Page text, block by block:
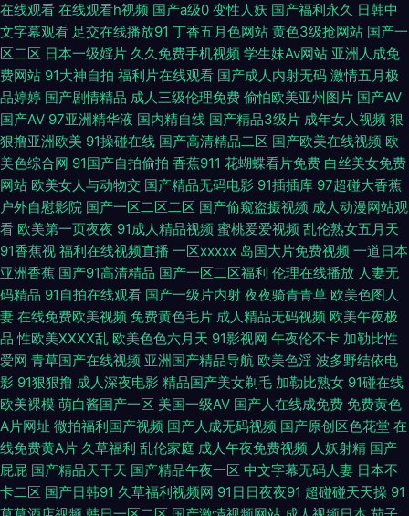
精品第一页 91另类色图 国产吃瓜在线 久久爱911 色婷婷福利导航 91夫妻海
角论坛 草逼视频网站 丁香福利导航 国产十区视频 国产微拍福利一区 老司机
性爰视频 日韩欧美中 三级片自慰 五月丁香婷婷天堂 亚洲图色16区 avtt一牛
网 成人午夜A片 国内久精品 韩日av电影网站 另类专区激情 欧美就是色 人妻
久久东热 无码三级视频 国产91网站在线 色五月偷拍 午夜久久视频 91黑科福
利视频 91色情蜜桃茄子 97亚洲精品成人 福利社影院 黄色免费链接 欧美日韩
TV 日本人操日本人 午夜18禁91 亚洲五五艹 91社区最新网址 精品人vv 青青
选伊人国产 日本天堂一区 日韩一本道 91视频网站链接 97超碰在线免费 人人
爱人人操 丝袜少妇足交 97自拍在线 超碰9在线 成人网站在线看 国产男女啪
视频 激情小视频91 日本中文字幕MV 无码av影院入口 自拍网站 91性生活视
频 av福利资源导航 超碰AV导航 超碰在线香蕉 国产在线小电影 另类春色 日
在线观看 在线观看h视频 国产a级0 变性人妖 国产福利永久 日韩中
文字幕观看 足交在线播放91 丁香五月色网站 黄色3级抢网站 国产一
区二区 日本一级婬片 久久免费手机视频 学生妹Av网站 亚洲人成免
费网站 91大神自拍 福利片在线观看 国产成人内射无码 激情五月极
品婷婷 国产剧情精品 成人三级伦理免费 偷怕欧美亚州图片 国产AV
国产AV 97亚洲精华液 国内精自线 国产精品3级片 成年女人视频 狠
狠撸亚洲欧美 91操碰在线 国产高清精品二区 国产欧美在线视频 欧
美色综合网 91国产自拍偷拍 香蕉911 花蝴蝶看片免费 白丝美女免费
网站 欧美女人与动物交 国产精品无码电影 91插插库 97超碰大香蕉
户外自慰影院 国产一区二区二区 国产偷窥盗摄视频 成人动漫网站观
看 欧美第一页夜夜 91成人精品视频 蜜桃爱爱视频 乱伦熟女五月天
91香蕉视 福利在线视频直播 一区xxxxx 岛国大片免费视频 一道日本
亚洲香蕉 国产91高清精品 国产一区二区福利 伦理在线播放 人妻无
码精品 91自拍在线观看 国产一级片内射 夜夜骑青青草 欧美色图人
妻 在线免费欧美视频 免费黄色毛片 成人精品无码视频 欧美午夜极
品 性欧美ⅩⅩⅩⅩ乱 欧美色色六月天 91影视网 午夜伦不卡 加勒比性
爱网 青草国产在线视频 亚洲国产精品导航 欧美色淫 波多野结依电
影 91狠狠撸 成人深夜电影 精品国产美女剃毛 加勒比熟女 91碰在线
欧美裸模 萌白酱国产一区 美国一级AV 国产人在线成免费 免费黄色
A片网址 微拍福利国产视频 国产人成无码视频 国产原创区色花堂 在
线免费黄A片 久草福利 乱伦家庭 成人午夜免费视频 人妖射精 国产
屁屁 国产精品天干天 国产精品午夜一区 中文字幕无码人妻 日本不
卡二区 国产日韩91 久草福利视频网 91日日夜夜91 超碰碰天天操 91